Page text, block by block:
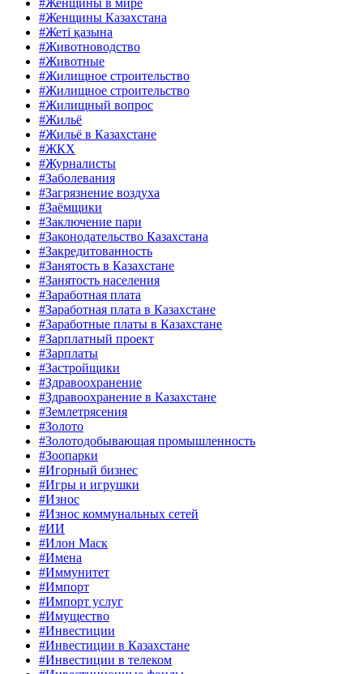
#Женщины Казахстана
#Жеті қазына
#Животноводство
#Животные
#Жилищное строительство
#Жилищное строительство
#Жилищный вопрос
#Жильё
#Жильё в Казахстане
#ЖКХ
#Журналисты
#Заболевания
#Загрязнение воздуха
#Заёмщики
#Заключение пари
#Законодательство Казахстана
#Закредитованность
#Занятость в Казахстане
#Занятость населения
#Заработная плата
#Заработная плата в Казахстане
#Заработные платы в Казахстане
#Зарплатный проект
#Зарплаты
#Застройщики
#Здравоохранение
#Здравоохранение в Казахстане
#Землетрясения
#Золото
#Золотодобывающая промышленность
#Зоопарки
#Игорный бизнес
#Игры и игрушки
#Износ
#Износ коммунальных сетей
#ИИ
#Илон Маск
#Имена
#Иммунитет
#Импорт
#Импорт услуг
#Имущество
#Инвестиции
#Инвестиции в Казахстане
#Инвестиции в телеком